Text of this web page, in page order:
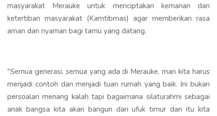
masyarakat Merauke untuk menciptakan kemanan dan
ketertiban masyarakat (Kamtibmas) agar memberikan rasa
aman dan nyaman bagi tamu yang datang.
"Semua generasi, semua yang ada di Merauke, mari kita harus
menjadi contoh dan menjadi tuan rumah yang baik. Ini bukan
persoalan menang kalah tapi bagaimana silaturahmi sebagai
anak bangsa kita akan bangun dari ufuk timur dan itu kita